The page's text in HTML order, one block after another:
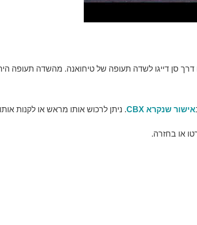
דרך סן דייגו לשדה תעופה של טיחואנה. מהשדה תעופה
אישור שנקרא CBX . ניתן לרכוש אותו מראש או לקנות
או בחזרה.